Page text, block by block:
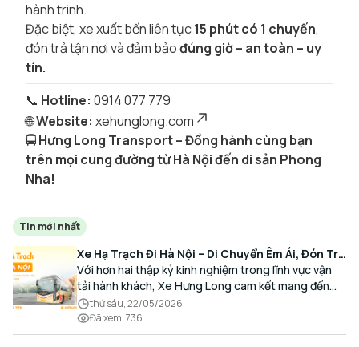
hành trình.
Đặc biệt, xe xuất bến liên tục15 phút có 1 chuyến,
đón trả tận nơi và đảm bảođúng giờ – an toàn – uy
tín.
📞 Hotline: 0914 077 779
🌐Website: xehunglong.com
🚍Hưng Long Transport – Đồng hành cùng bạn
trên mọi cung đường từ Hà Nội đến di sản Phong
Nha!
Tin mới nhất
Xe Hạ Trạch Đi Hà Nội – Di Chuyển Êm Ái, Đón Trả
Tận Nơi Cùng Xe Hưng Long
Với hơn hai thập kỷ kinh nghiệm trong lĩnh vực vận
tải hành khách, Xe Hưng Long cam kết mang đến
cho Quý Khách một hành trình di chuyển trọn vẹn,
thoải mái và đúng giờ.
thứ sáu, 22/05/2026
Đã xem:736